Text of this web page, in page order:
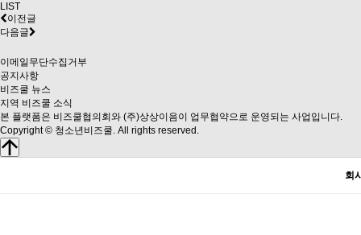
LIST
이전글
다음글
이메일무단수집거부
공지사항
비즈쿨 뉴스
지역 비즈쿨 소식
본 플랫폼은 비즈쿨협의회와 (주)상상이음이 업무협약으로 운영되는 사업입니다.
Copyright © 청소년비즈쿨. All rights reserved.
회